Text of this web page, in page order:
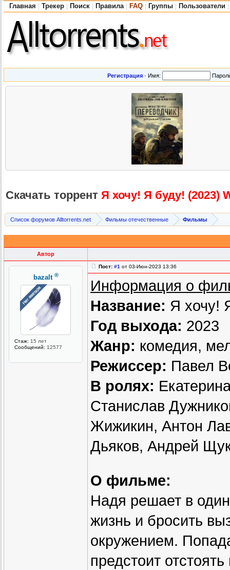
Главная Трекер Поиск Правила FAQ Группы Пользователи
Регистрация · Имя:
Скачать торрент Я хочу! Я буду! (2023)
Список форумов Alltorrents.net Фильмы отечественные Фильмы
Автор
bazalt ®
Стаж: 15 лет
Сообщений: 12577
Пост: #1 от 03-Июн-2023 13:36
Информация о
Название: Я хочу!
Год выхода: 2023
Жанр: комедия,
Режиссер: Павел
В ролях:
Станислав
Жижикин, Антон
Дьяков, Андрей
О фильме:
Надя решает в
жизнь и бросить
окружением.
предстоит